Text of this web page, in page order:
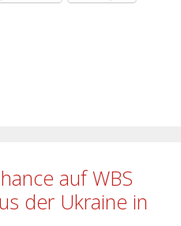
auf WBS
der Ukraine in